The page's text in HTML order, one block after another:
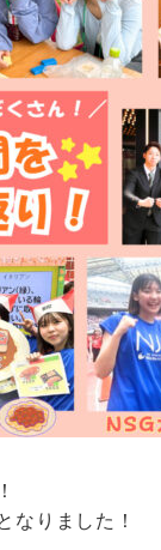
なりました！